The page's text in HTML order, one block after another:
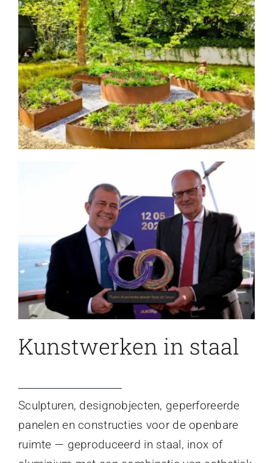
Kunstwerken in staal
Sculpturen, designobjecten, geperforeerde
panelen en constructies voor de openbare
ruimte — geproduceerd in staal, inox of